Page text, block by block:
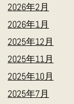
2026年2月
2026年1月
2025年12月
2025年11月
2025年10月
2025年7月